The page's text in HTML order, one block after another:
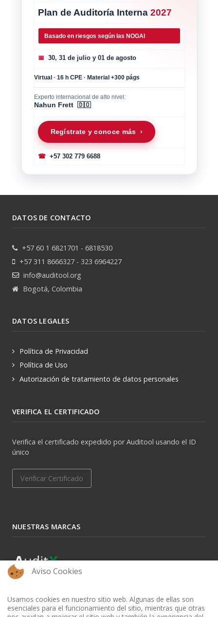
Plan de Auditoría Interna 2027
Basado en riesgos según las NOGAI
📅 30, 31 de julio y 01 de agosto
Virtual · 16 h CPE · Material +300 págs
Experto internacional de alto nivel:
Nahun Frett 🇩🇴
Regístrate y conoce más ›
☎+57 302 779 6688
DATOS DE CONTACTO
+57 60 1 6821701 - 6818530
+57 311 8666327 - 323 6964227
info@auditool.org
Bogotá, Colombia
DATOS LEGALES
Política de Privacidad
Política de Uso
Autorización de tratamiento de datos personales
VERIFICA EL CERTIFICADO
Verifica el certificado expedido por Auditool usando el ID
único
Verificar Certificado
NUESTRAS MARCAS
Aviso Cookies
Usamos cookies en nuestro sitio web. Algunas de ellas son
esenciales para el funcionamiento del sitio, mientras que otras